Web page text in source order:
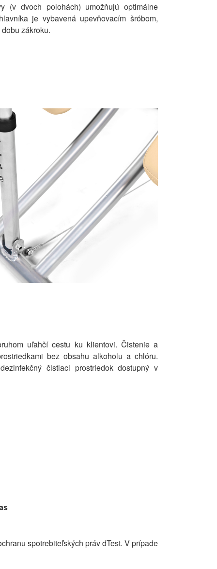
(v dvoch polohách) umožňujú optimálne
je vybavená upevňovacím šróbom,
zákroku.
uľahčí cestu ku klientovi. Čistenie a
bez obsahu alkoholu a chlóru.
čistiaci prostriedok dostupný v
spotrebiteľských práv dTest. V prípade